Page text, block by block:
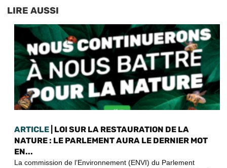
LIRE AUSSI
ARTICLE | LOI SUR LA RESTAURATION DE LA
NATURE : LE PARLEMENT AURA LE DERNIER MOT
EN...
La commission de l’Environnement (ENVI) du Parlement